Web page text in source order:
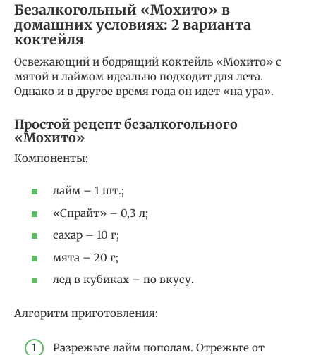
Безалкогольный «Мохито» в
домашних условиях: 2 варианта
коктейля
Освежающий и бодрящий коктейль «Мохито» с
мятой и лаймом идеально подходит для лета.
Однако и в другое время года он идет «на ура».
Простой рецепт безалкогольного
«Мохито»
Компоненты:
лайм – 1 шт.;
«Спрайт» – 0,3 л;
сахар – 10 г;
мята – 20 г;
лед в кубиках – по вкусу.
Алгоритм приготовления:
Разрежьте лайм пополам. Отрежьте от